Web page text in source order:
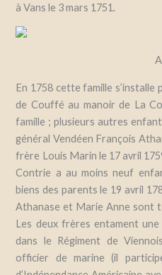
à Vans le 3 mars 1751.
En 1758 cette famille s’installe
de Couffé au manoir de La
famille ; plusieurs autres
général Vendéen François
frère Louis Marin le 17 avril
Contrie a au moins neuf
biens des parents le 19 avril
Athanase et Marie Anne sont
Les deux frères entament
dans le Régiment de
officier de marine (il